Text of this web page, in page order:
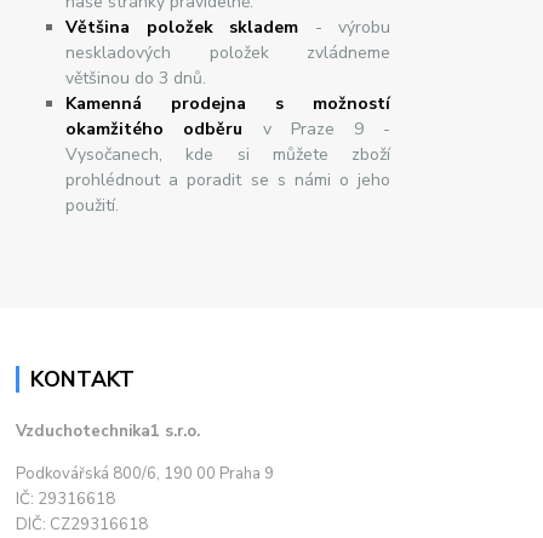
Většina položek skladem - výrobu
neskladových položek zvládneme
většinou do 3 dnů.
Kamenná prodejna s možností
okamžitého odběru v Praze 9 -
Vysočanech, kde si můžete zboží
prohlédnout a poradit se s námi o jeho
použití.
KONTAKT
Vzduchotechnika1 s.r.o.
Podkovářská 800/6, 190 00 Praha 9
IČ: 29316618
DIČ: CZ29316618